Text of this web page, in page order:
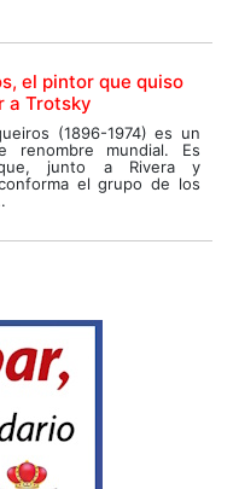
el pintor que quiso
a Trotsky
(1896-1974) es un
renombre mundial. Es
junto a Rivera y
el grupo de los